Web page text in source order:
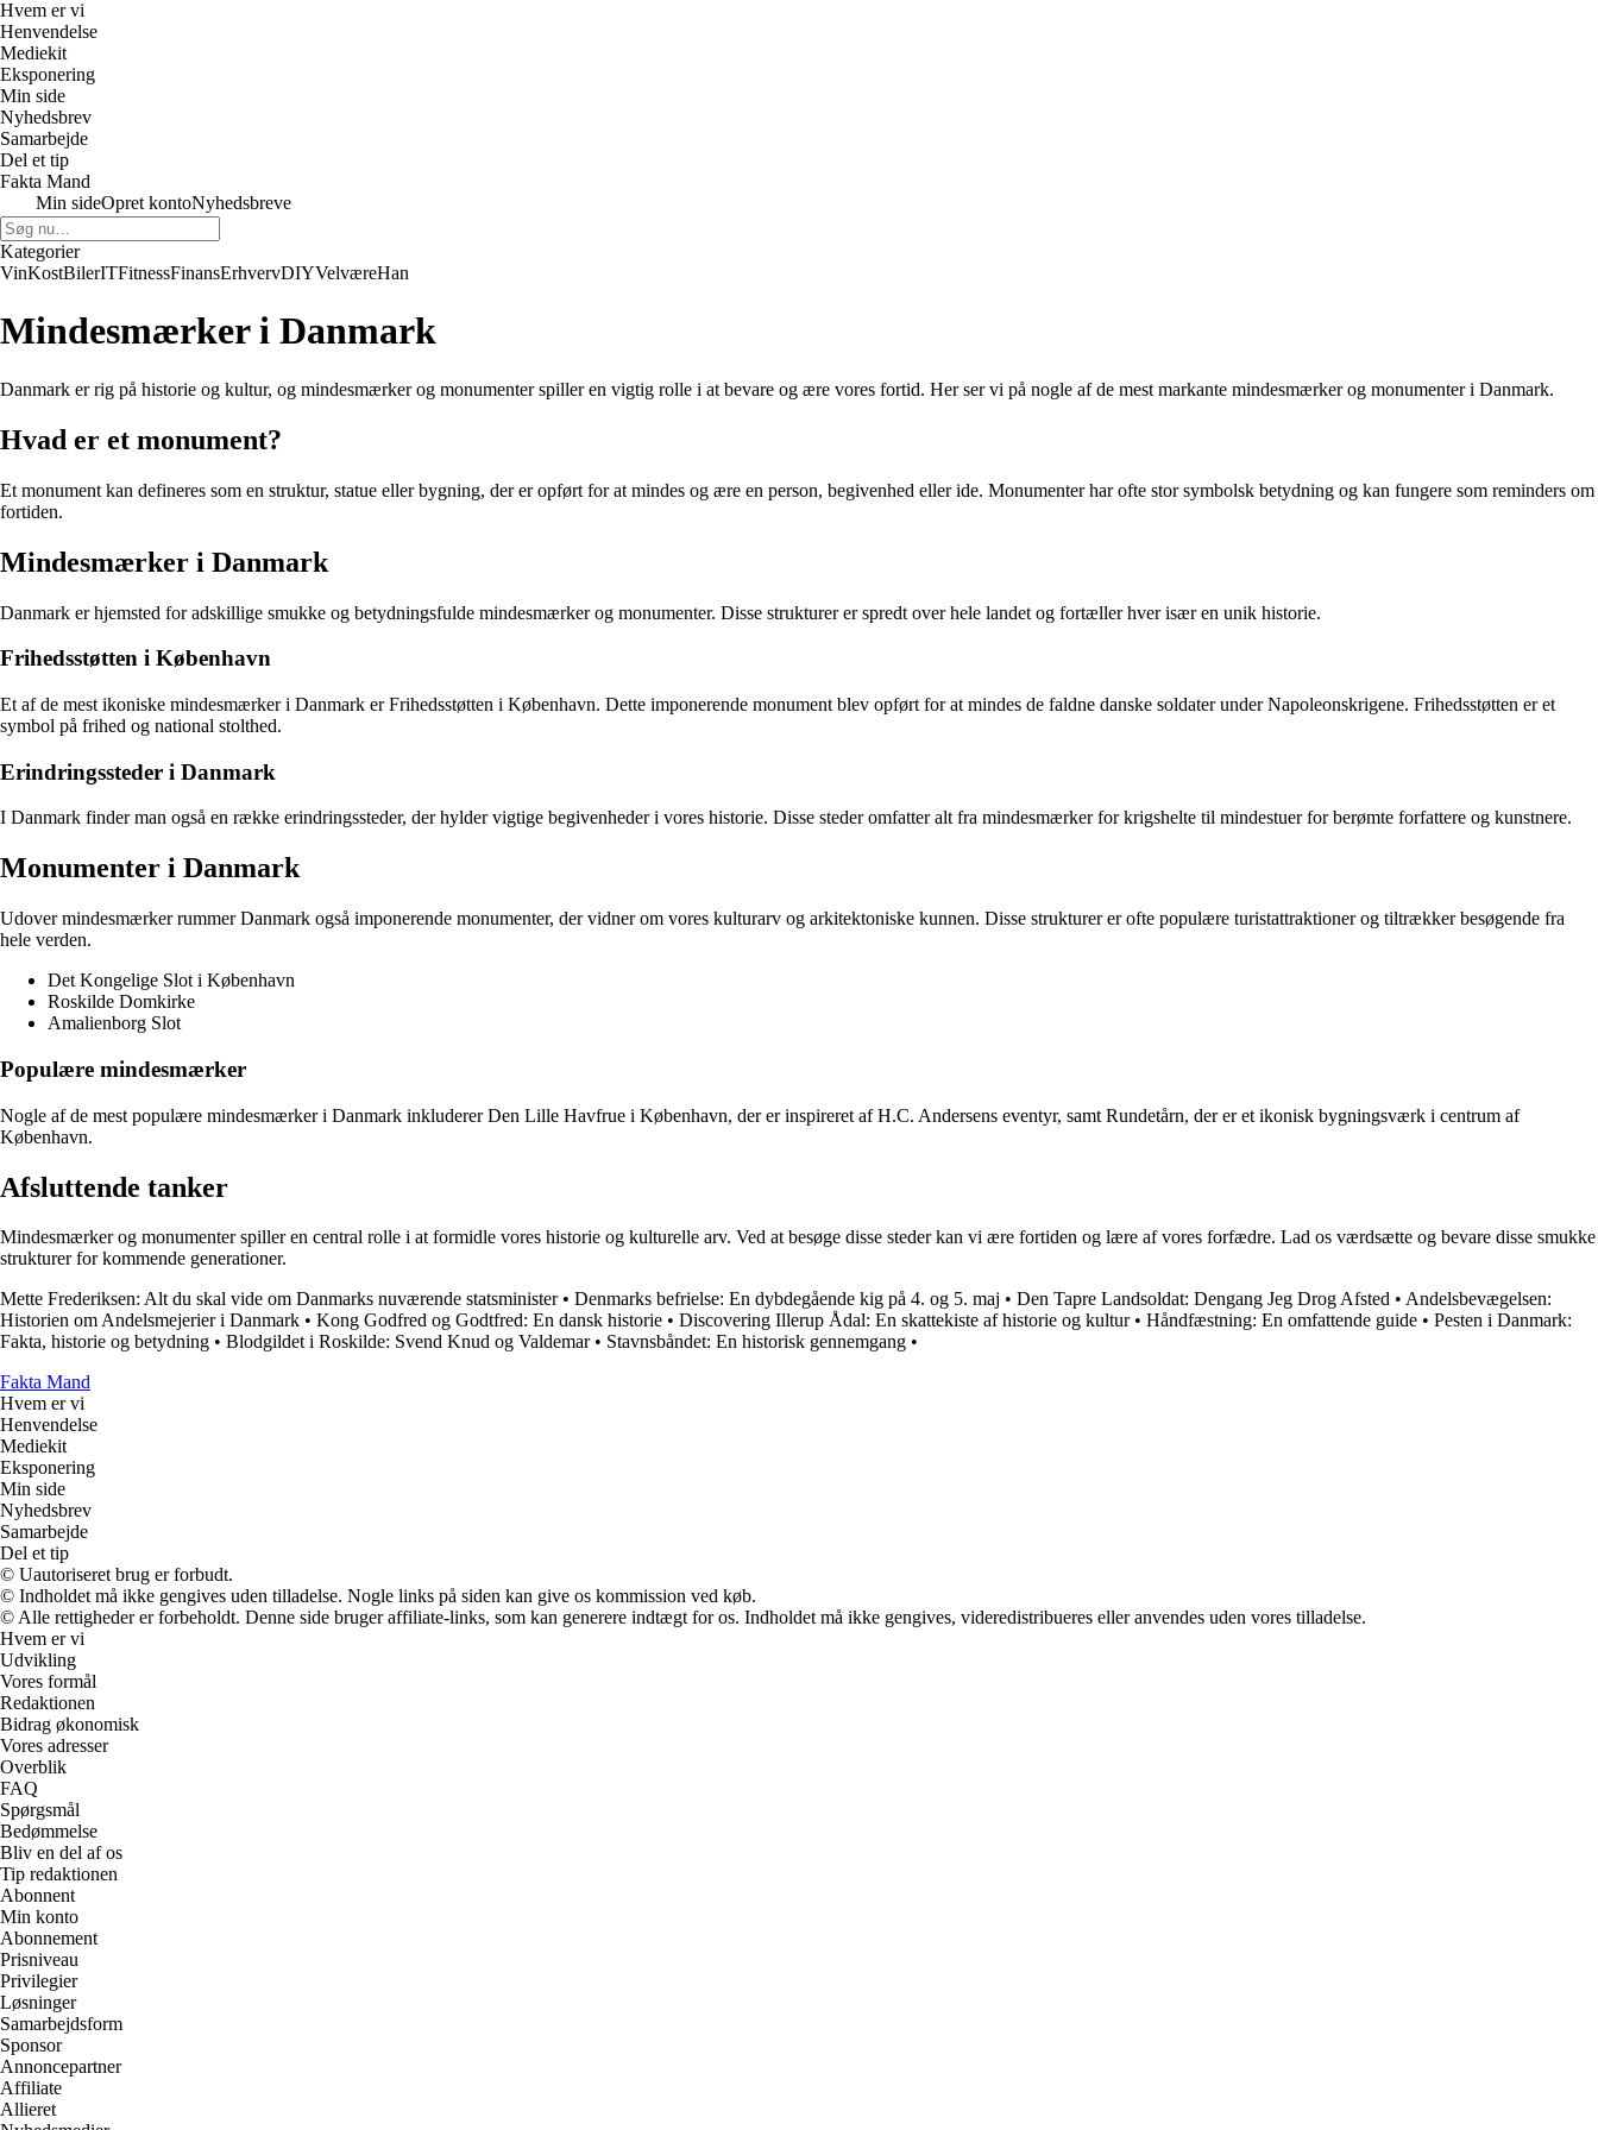
Hvem er vi
Henvendelse
Mediekit
Eksponering
Min side
Nyhedsbrev
Samarbejde
Del et tip
Fakta Mand
Min sideOpret kontoNyhedsbreve
Kategorier
VinKostBilerITFitnessFinansErhvervDIYVelværeHan
Mindesmærker i Danmark
Danmark er rig på historie og kultur, og mindesmærker og monumenter spiller en vigtig rolle i at bevare og ære vores fortid. Her ser vi på nogle af de mest markante mindesmærker og monumenter i Danmark.
Hvad er et monument?
Et monument kan defineres som en struktur, statue eller bygning, der er opført for at mindes og ære en person, begivenhed eller ide. Monumenter har ofte stor symbolsk betydning og kan fungere som reminders om
fortiden.
Mindesmærker i Danmark
Danmark er hjemsted for adskillige smukke og betydningsfulde mindesmærker og monumenter. Disse strukturer er spredt over hele landet og fortæller hver især en unik historie.
Frihedsstøtten i København
Et af de mest ikoniske mindesmærker i Danmark er Frihedsstøtten i København. Dette imponerende monument blev opført for at mindes de faldne danske soldater under Napoleonskrigene. Frihedsstøtten er et
symbol på frihed og national stolthed.
Erindringssteder i Danmark
I Danmark finder man også en række erindringssteder, der hylder vigtige begivenheder i vores historie. Disse steder omfatter alt fra mindesmærker for krigshelte til mindestuer for berømte forfattere og kunstnere.
Monumenter i Danmark
Udover mindesmærker rummer Danmark også imponerende monumenter, der vidner om vores kulturarv og arkitektoniske kunnen. Disse strukturer er ofte populære turistattraktioner og tiltrækker besøgende fra
hele verden.
Det Kongelige Slot i København
Roskilde Domkirke
Amalienborg Slot
Populære mindesmærker
Nogle af de mest populære mindesmærker i Danmark inkluderer Den Lille Havfrue i København, der er inspireret af H.C. Andersens eventyr, samt Rundetårn, der er et ikonisk bygningsværk i centrum af
København.
Afsluttende tanker
Mindesmærker og monumenter spiller en central rolle i at formidle vores historie og kulturelle arv. Ved at besøge disse steder kan vi ære fortiden og lære af vores forfædre. Lad os værdsætte og bevare disse smukke
strukturer for kommende generationer.
Mette Frederiksen: Alt du skal vide om Danmarks nuværende statsminister• Denmarks befrielse: En dybdegående kig på 4. og 5. maj • Den Tapre Landsoldat: Dengang Jeg Drog Afsted • Andelsbevægelsen:
Historien om Andelsmejerier i Danmark • Kong Godfred og Godtfred: En dansk historie • Discovering Illerup Ådal: En skattekiste af historie og kultur• Håndfæstning: En omfattende guide • Pesten i Danmark:
Fakta, historie og betydning • Blodgildet i Roskilde: Svend Knud og Valdemar• Stavnsbåndet: En historisk gennemgang •
Fakta Mand
Hvem er vi
Henvendelse
Mediekit
Eksponering
Min side
Nyhedsbrev
Samarbejde
Del et tip
© Uautoriseret brug er forbudt.
© Indholdet må ikke gengives uden tilladelse. Nogle links på siden kan give os kommission ved køb.
© Alle rettigheder er forbeholdt. Denne side bruger affiliate-links, som kan generere indtægt for os. Indholdet må ikke gengives, videredistribueres eller anvendes uden vores tilladelse.
Hvem er vi
Udvikling
Vores formål
Redaktionen
Bidrag økonomisk
Vores adresser
Overblik
FAQ
Spørgsmål
Bedømmelse
Bliv en del af os
Tip redaktionen
Abonnent
Min konto
Abonnement
Prisniveau
Privilegier
Løsninger
Samarbejdsform
Sponsor
Annoncepartner
Affiliate
Allieret